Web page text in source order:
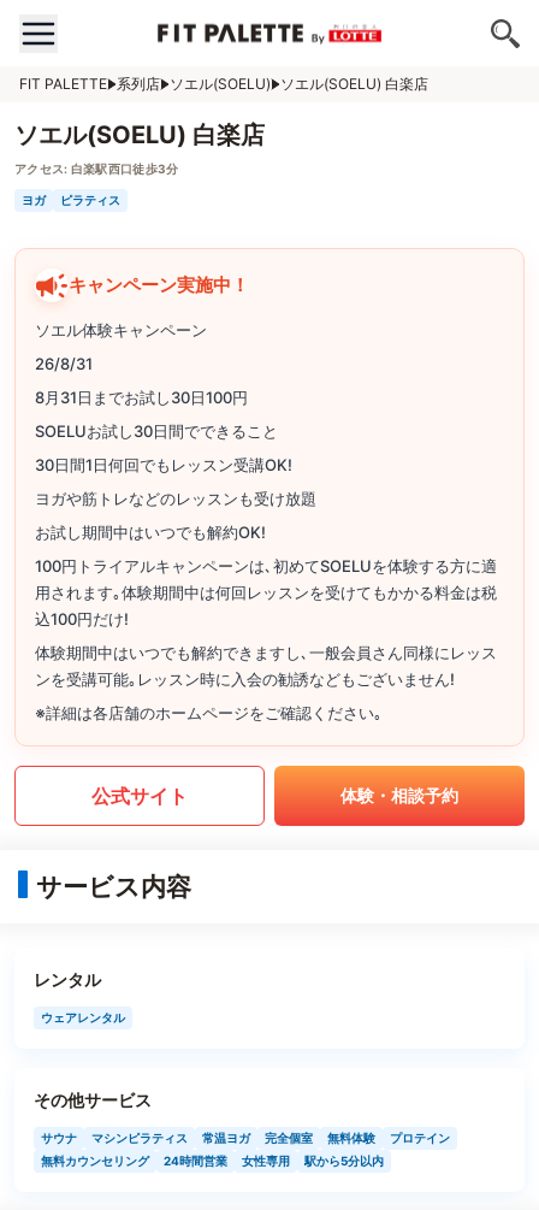
FIT PALETTE 系列店 ソエル(SOELU) ソエル(SOELU) 白楽店
ソエル(SOELU) 白楽店
アクセス: 白楽駅西口徒歩3分
ヨガ ピラティス
キャンペーン実施中！
ソエル体験キャンペーン
26/8/31
8月31日までお試し30日100円
SOELUお試し30日間でできること
30日間1日何回でもレッスン受講OK!
ヨガや筋トレなどのレッスンも受け放題
お試し期間中はいつでも解約OK!
100円トライアルキャンペーンは､初めてSOELUを体験する方に適
用されます｡体験期間中は何回レッスンを受けてもかかる料金は税
込100円だけ!
体験期間中はいつでも解約できますし､一般会員さん同様にレッス
ンを受講可能｡レッスン時に入会の勧誘などもございません!
※詳細は各店舗のホームページをご確認ください｡
公式サイト 体験・相談予約
サービス内容
レンタル
ウェアレンタル
その他サービス
サウナ マシンピラティス 常温ヨガ 完全個室 無料体験
プロテイン
無料カウンセリング
24時間営業 女性専用 駅から5分以内